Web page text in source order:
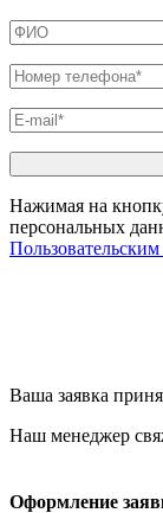
Нажимая на
персональных
Ваша заявка
Наш менеджер
Оформление